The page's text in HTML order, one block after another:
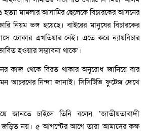
হত্যা মামলার আসামির ছেলেকে বিচারকের আসনের
নিয়ম ভঙ্গ হয়েছে। বাইরের মানুষের বিচারকের
ঢোকার এখতিয়ার নেই। এতে করে ন্যায়বিচার
হওয়ার সম্ভাবনা থাকে’।
কাজ থেকে বিরত থাকার অনুরোধ জানিয়ে বার
আচরণের নিন্দা জানাই। সিসিটিভি ফুটেজ দেখে
জানতে চাইলে তিনি বলেন, ‘জাতীয়তাবাদী
নয়। ৫ আগস্টের আগে তারা আমাদের কক্ষ